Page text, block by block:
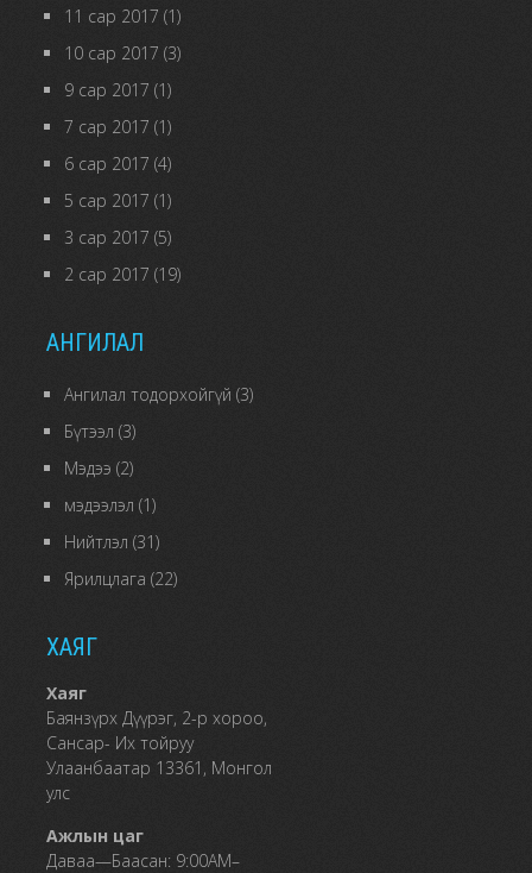
11 сар 2017 (1)
10 сар 2017 (3)
9 сар 2017 (1)
7 сар 2017 (1)
6 сар 2017 (4)
5 сар 2017 (1)
3 сар 2017 (5)
2 сар 2017 (19)
АНГИЛАЛ
Ангилал тодорхойгүй (3)
Бүтээл (3)
Мэдээ (2)
мэдээлэл (1)
Нийтлэл (31)
Ярилцлага (22)
ХАЯГ
Хаяг
Баянзүрх Дүүрэг, 2-р хороо,
Сансар- Их тойруу
Улаанбаатар 13361, Монгол
улс
Ажлын цаг
Даваа—Баасан: 9:00AM–